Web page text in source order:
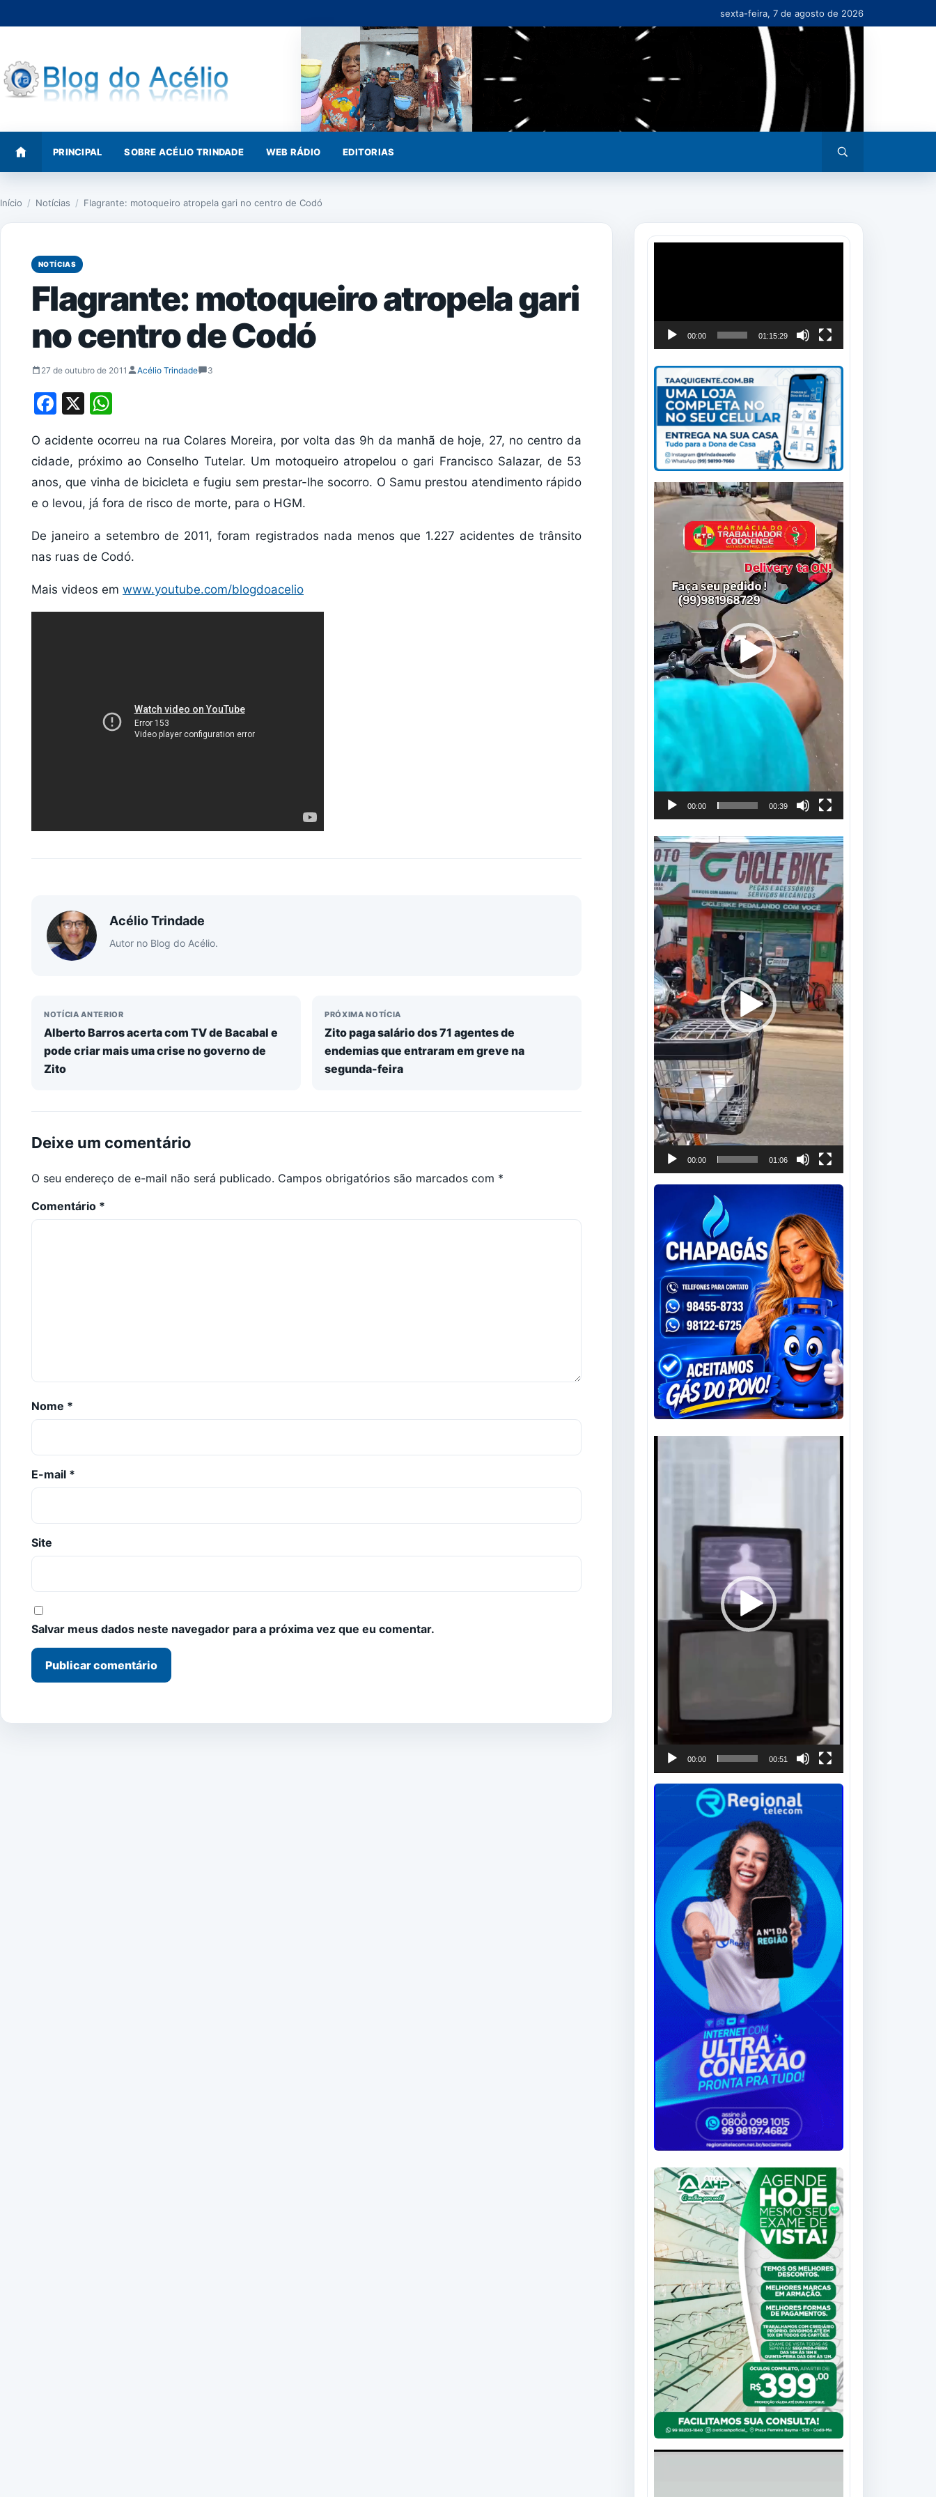
para
conteúdo
sexta-feira, 7 de agosto de 2026
PRINCIPAL SOBRE ACÉLIO TRINDADE WEB RÁDIO EDITORIAS
busca
Início / Notícias / Flagrante: motoqueiro atropela gari no centro de Codó
NOTÍCIAS
Flagrante: motoqueiro atropela gari
no centro de Codó
27 de outubro de 2011 Acélio Trindade 3
Facebook
X
O acidente ocorreu na rua Colares Moreira, por volta das 9h da manhã de hoje, 27, no centro da
cidade, próximo ao Conselho Tutelar. Um motoqueiro atropelou o gari Francisco Salazar, de 53
anos, que vinha de bicicleta e fugiu sem prestar-lhe socorro. O Samu prestou atendimento rápido
e o levou, já fora de risco de morte, para o HGM.
De janeiro a setembro de 2011, foram registrados nada menos que 1.227 acidentes de trânsito
nas ruas de Codó.
Mais videos em www.youtube.com/blogdoacelio
Acélio Trindade
Autor no Blog do Acélio.
NOTÍCIA ANTERIOR
Alberto Barros acerta com TV de Bacabal e
pode criar mais uma crise no governo de
Zito
PRÓXIMA NOTÍCIA
Zito paga salário dos 71 agentes de
endemias que entraram em greve na
segunda-feira
Deixe um comentário
O seu endereço de e-mail não será publicado. Campos obrigatórios são marcados com *
Comentário *
Nome *
E-mail *
Site
Salvar meus dados neste navegador para a próxima vez que eu comentar.
00:00 01:15:29
Tocador
de
vídeo
00:00 00:39
Tocador
de
vídeo
00:00 01:06
00:00 00:51